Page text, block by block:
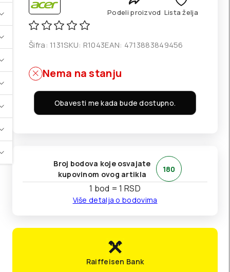
Podeli proizvod Lista želja
Šifra: 1131SKU: R1043EAN: 4713883849456
Nema na stanju
Obavesti me kada bude dostupno.
Broj bodova koje osvajate
kupovinom ovog artikla
180
1 bod = 1 RSD
Više detalja o bodovima
Raiffeisen Bank